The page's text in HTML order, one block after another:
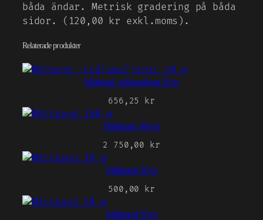
båda ändar. Metrisk gradering på båda
sidor. (120,00 kr exkl.moms).
Relaterade produkter
Mätband -stålemaljerat 20 m
656,25 kr
Måttband 100 m
2 750,00 kr
Måttband 30 m
500,00 kr
Måttband 50 m